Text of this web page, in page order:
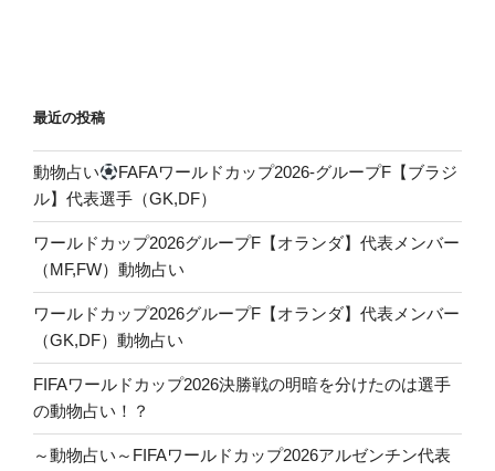
最近の投稿
動物占い
FAFAワールドカップ2026-グループF【ブラジ
ル】代表選手（GK,DF）
ワールドカップ2026グループF【オランダ】代表メンバー
（MF,FW）動物占い
ワールドカップ2026グループF【オランダ】代表メンバー
（GK,DF）動物占い
FIFAワールドカップ2026決勝戦の明暗を分けたのは選手
の動物占い！？
～動物占い～FIFAワールドカップ2026アルゼンチン代表